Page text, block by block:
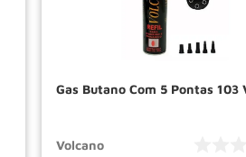
Gas Butano Com 5 Pontas 103
Volcano